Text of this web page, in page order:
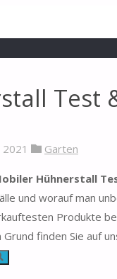
Test
Garten
Hühnerstall
und worauf man
Produkte
finden Sie auf